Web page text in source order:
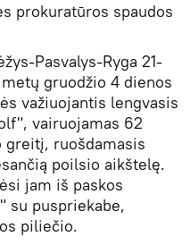
prokuratūros spaudos
Pasvalys-Ryga 21-
gruodžio 4 dienos
važiuojantis lengvasis
vairuojamas 62
greitį, ruošdamasis
poilsio aikštelę.
jam iš paskos
su puspriekabe,
piliečio.